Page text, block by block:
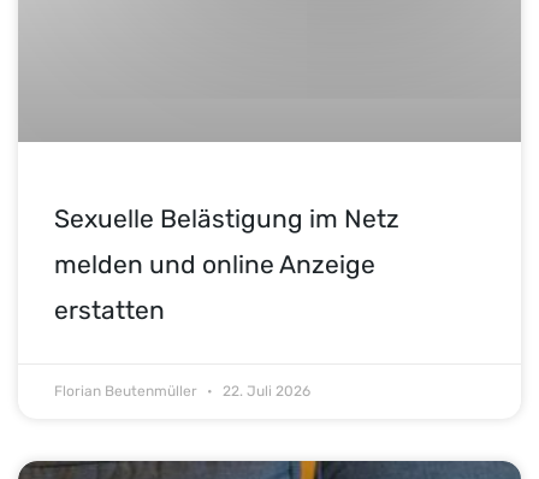
Sexuelle Belästigung im Netz
melden und online Anzeige
erstatten
Florian Beutenmüller 22. Juli 2026